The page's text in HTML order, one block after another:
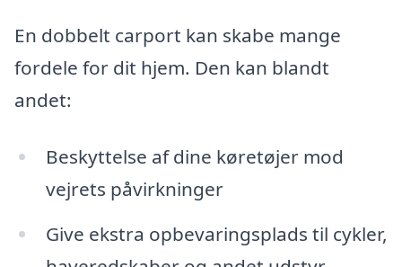
En dobbelt carport kan skabe mange
fordele for dit hjem. Den kan blandt
andet:
Beskyttelse af dine køretøjer mod
vejrets påvirkninger
Give ekstra opbevaringsplads til cykler,